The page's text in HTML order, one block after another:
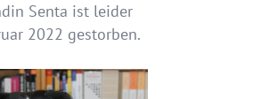
Senta ist leider
2022 gestorben.